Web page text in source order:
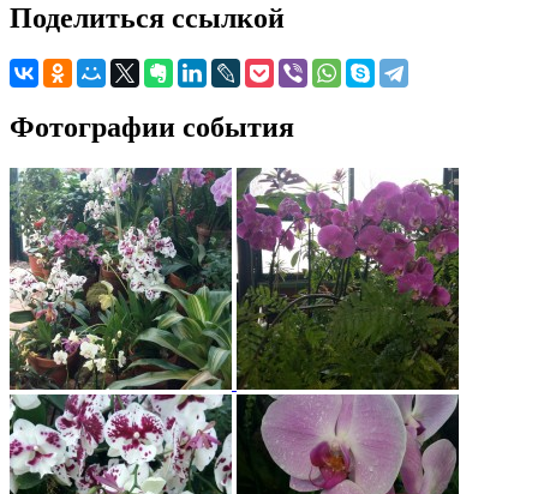
Поделиться ссылкой
Фотографии события